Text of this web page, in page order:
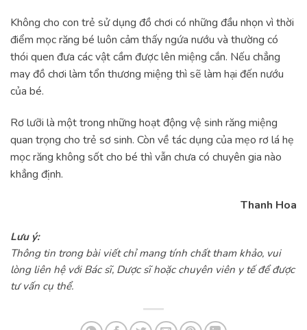
Không cho con trẻ sử dụng đồ chơi có những đầu nhọn vì thời
điểm mọc răng bé luôn cảm thấy ngứa nướu và thường có
thói quen đưa các vật cầm được lên miệng cắn. Nếu chẳng
may đồ chơi làm tổn thương miệng thì sẽ làm hại đến nướu
của bé.
Rơ lưỡi là một trong những hoạt động vệ sinh răng miệng
quan trọng cho trẻ sơ sinh. Còn về tác dụng của mẹo rơ lá hẹ
mọc răng không sốt cho bé thì vẫn chưa có chuyên gia nào
khẳng định.
Thanh Hoa
Lưu ý:
Thông tin trong bài viết chỉ mang tính chất tham khảo, vui
lòng liên hệ với Bác sĩ, Dược sĩ hoặc chuyên viên y tế để được
tư vấn cụ thể.